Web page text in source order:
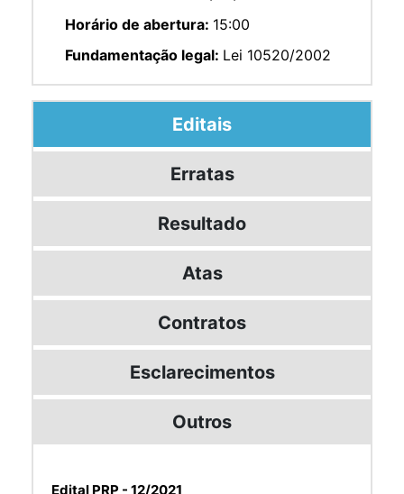
Horário de abertura: 15:00
Fundamentação legal: Lei 10520/2002
Editais
Erratas
Resultado
Atas
Contratos
Esclarecimentos
Outros
Edital PRP - 12/2021